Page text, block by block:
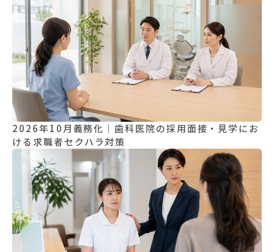
2026年10月義務化｜歯科医院の採用面接・見学にお
ける求職者セクハラ対策